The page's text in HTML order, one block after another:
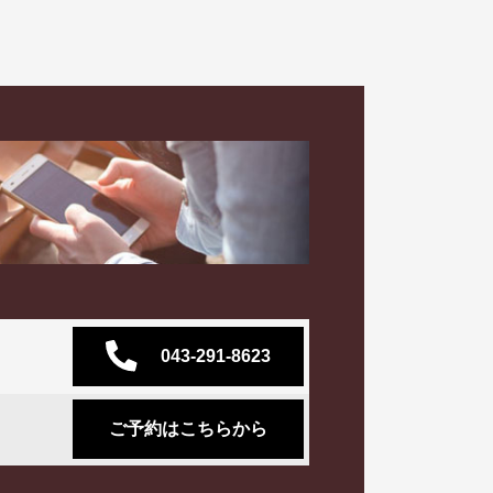
043-291-8623
ご予約はこちらから